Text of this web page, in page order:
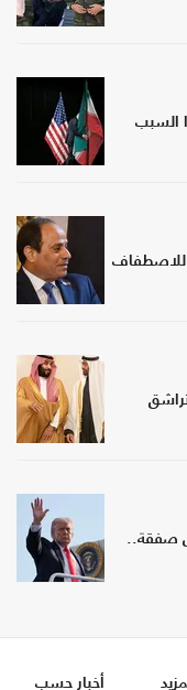
السبب
للاصطفاف
تراشق
صفقة..
أخبار حسب